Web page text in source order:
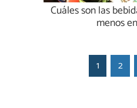
Cuáles son las
menos
1 2